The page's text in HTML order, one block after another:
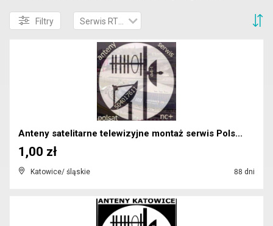
Filtry Serwis RTV i AGD
Anteny satelitarne telewizyjne montaż serwis Pols...
Katowice/ śląskie 88 dni
1,00 zł